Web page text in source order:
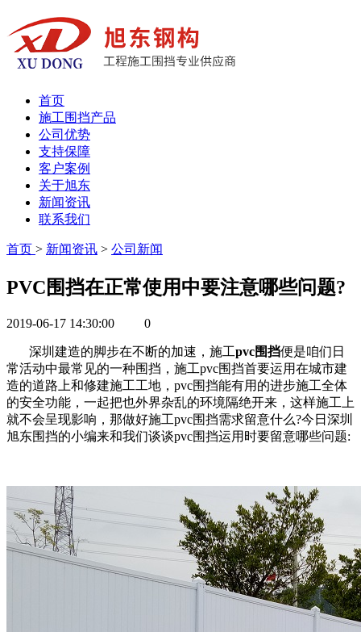
首页
施工围挡产品
公司优势
支持保障
客户案例
关于旭东
新闻资讯
联系我们
首页 > 新闻资讯 > 公司新闻
PVC围挡在正常使用中要注意哪些问题?
2019-06-17 14:30:00 0
深圳建造的脚步在不断的加速，施工pvc围挡便是咱们日
常活动中最常见的一种围挡，施工pvc围挡首要运用在城市建
造的道路上和修建施工工地，pvc围挡能有用的进步施工全体
的安全功能，一起把也外界杂乱的环境隔绝开来，这样施工上
就不会呈现影响，那做好施工pvc围挡需求留意什么?今日深圳
旭东围挡的小编来和我们谈谈pvc围挡运用时要留意哪些问题: